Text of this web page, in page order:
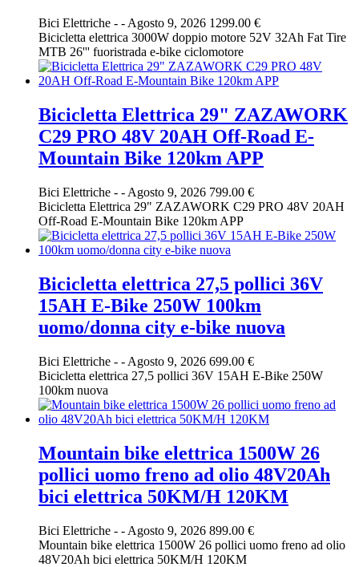
Bici Elettriche - - Agosto 9, 2026 1299.00 €
Bicicletta elettrica 3000W doppio motore 52V 32Ah Fat Tire
MTB 26''' fuoristrada e-bike ciclomotore
Bicicletta Elettrica 29" ZAZAWORK
C29 PRO 48V 20AH Off-Road E-
Mountain Bike 120km APP
Bici Elettriche - - Agosto 9, 2026 799.00 €
Bicicletta Elettrica 29" ZAZAWORK C29 PRO 48V 20AH
Off-Road E-Mountain Bike 120km APP
Bicicletta elettrica 27,5 pollici 36V
15AH E-Bike 250W 100km
uomo/donna city e-bike nuova
Bici Elettriche - - Agosto 9, 2026 699.00 €
Bicicletta elettrica 27,5 pollici 36V 15AH E-Bike 250W
100km nuova
Mountain bike elettrica 1500W 26
pollici uomo freno ad olio 48V20Ah
bici elettrica 50KM/H 120KM
Bici Elettriche - - Agosto 9, 2026 899.00 €
Mountain bike elettrica 1500W 26 pollici uomo freno ad olio
48V20Ah bici elettrica 50KM/H 120KM